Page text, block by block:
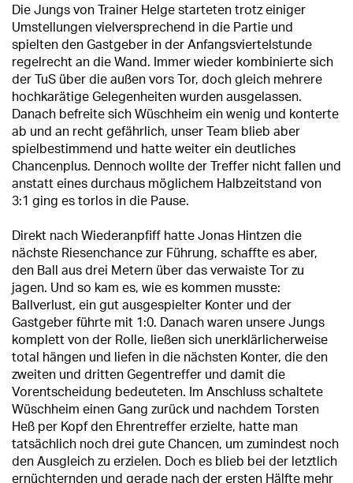
Die Jungs von Trainer Helge starteten trotz einiger
Umstellungen vielversprechend in die Partie und
spielten den Gastgeber in der Anfangsviertelstunde
regelrecht an die Wand. Immer wieder kombinierte sich
der TuS über die außen vors Tor, doch gleich mehrere
hochkarätige Gelegenheiten wurden ausgelassen.
Danach befreite sich Wüschheim ein wenig und konterte
ab und an recht gefährlich, unser Team blieb aber
spielbestimmend und hatte weiter ein deutliches
Chancenplus. Dennoch wollte der Treffer nicht fallen und
anstatt eines durchaus möglichem Halbzeitstand von
3:1 ging es torlos in die Pause.
Direkt nach Wiederanpfiff hatte Jonas Hintzen die
nächste Riesenchance zur Führung, schaffte es aber,
den Ball aus drei Metern über das verwaiste Tor zu
jagen. Und so kam es, wie es kommen musste:
Ballverlust, ein gut ausgespielter Konter und der
Gastgeber führte mit 1:0. Danach waren unsere Jungs
komplett von der Rolle, ließen sich unerklärlicherweise
total hängen und liefen in die nächsten Konter, die den
zweiten und dritten Gegentreffer und damit die
Vorentscheidung bedeuteten. Im Anschluss schaltete
Wüschheim einen Gang zurück und nachdem Torsten
Heß per Kopf den Ehrentreffer erzielte, hatte man
tatsächlich noch drei gute Chancen, um zumindest noch
den Ausgleich zu erzielen. Doch es blieb bei der letztlich
ernüchternden und gerade nach der ersten Hälfte mehr